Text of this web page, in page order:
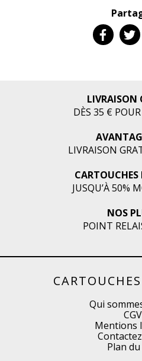
LIVRAISON
DÈS 35 €
LIVRAISON
CARTOUCHES
JUSQU’À 50%
NOS
POINT
Qui
CGV
Mentions
Plan